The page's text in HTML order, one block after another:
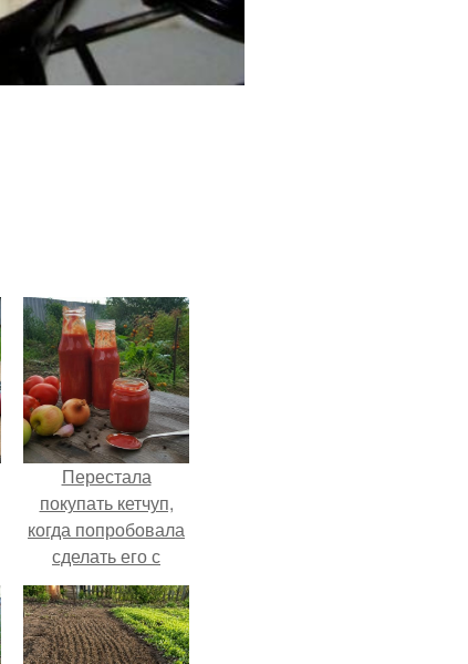
Перестала
покупать кетчуп,
когда попробовала
сделать его с
яблоками.